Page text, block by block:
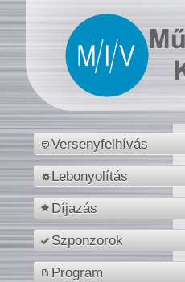
Versenyfelhívás
Lebonyolítás
Díjazás
Szponzorok
Program